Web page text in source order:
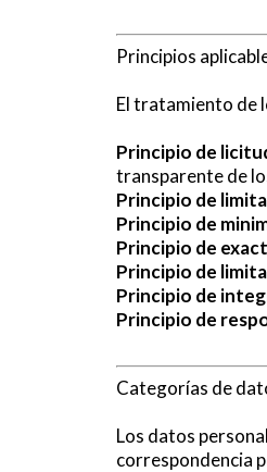
Principios
El tratamiento de
Principio de
transparente de
Principio de
Principio de
Principio de
Principio de
Principio de
Principio de
Categorías de
Los datos
correspondencia